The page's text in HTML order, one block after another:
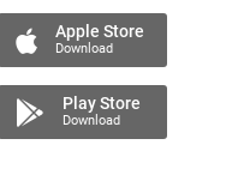
Apple Store
Download
Play Store
Download